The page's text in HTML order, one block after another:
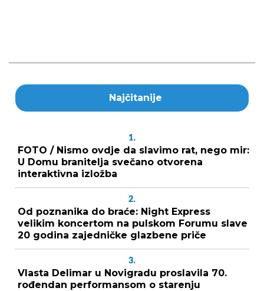
Najčitanije
1.
FOTO / Nismo ovdje da slavimo rat, nego mir:
U Domu branitelja svečano otvorena
interaktivna izložba
2.
Od poznanika do braće: Night Express
velikim koncertom na pulskom Forumu slave
20 godina zajedničke glazbene priče
3.
Vlasta Delimar u Novigradu proslavila 70.
rođendan performansom o starenju